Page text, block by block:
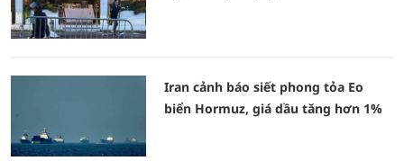
Iran cảnh báo siết phong tỏa Eo
biển Hormuz, giá dầu tăng hơn 1%